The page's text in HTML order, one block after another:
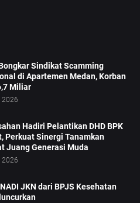
Sindikat Scamming
di Apartemen Medan, Korban
Miliar
2026
Hadiri Pelantikan DHD BPK
Perkuat Sinergi Tanamkan
Juang Generasi Muda
2026
JKN dari BPJS Kesehatan